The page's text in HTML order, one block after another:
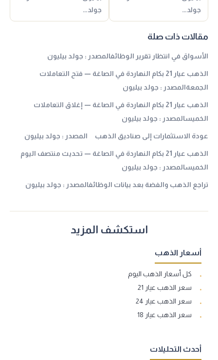
جولد…
جولد…
مقالات ذات صلة
الأسواق في انتظار تقرير الوظائفالمصدر : جولد بيليون
الذهب عيار 21 بكام النهاردة في الصاغة — فتح التعاملات
الجمعةالمصدر : جولد بيليون
الذهب عيار 21 بكام النهاردة في الصاغة — إغلاق التعاملات
الخميسالمصدر : جولد بيليون
عودة الاستثمارات إلى صناديق الذهب المصدر : جولد بيليون
الذهب عيار 21 بكام النهاردة في الصاغة — تحديث منتصف اليوم
الخميسالمصدر : جولد بيليون
تراجع الذهب والفضة بعد بيانات الوظائفالمصدر : جولد بيليون
استكشف المزيد
أسعار الذهب
كل أسعار الذهب اليوم
سعر الذهب عيار 21
سعر الذهب عيار 24
سعر الذهب عيار 18
أحدث التحليلات